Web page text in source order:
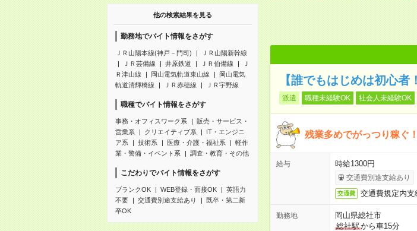
他の検索結果を見る
勤務地でバイト情報をさがす
ＪＲ山陽本線(神戸－門司)
ＪＲ山陽新幹線
ＪＲ芸備線
井原鉄道 ＪＲ伯備線
Ｊ
Ｒ津山線
岡山電気軌道東山線
岡山電気
軌道清輝橋線
ＪＲ赤穂線 ＪＲ宇野線
職種でバイト情報をさがす
事務・オフィスワーク系
販売・サービス・
営業系
クリエイティブ系
IT・エンジニ
ア系
技術系 医療・介護・福祉系
軽作
業・警備・イベント系
調査・教育・その他
こだわりでバイト情報をさがす
ブランクOK WEB登録・面接OK
英語力
不要
交通費別途支給あり
既卒・第二新
卒OK
【誰でもはじめは初心
派遣 職種未経験OK 社会人未経験OK
残業多めでがっつり稼ぐ
給与 時給1300円
交通費別途支給あり
交通費 交通費規定内支
勤務地
岡山県総社市
総社駅から車15分